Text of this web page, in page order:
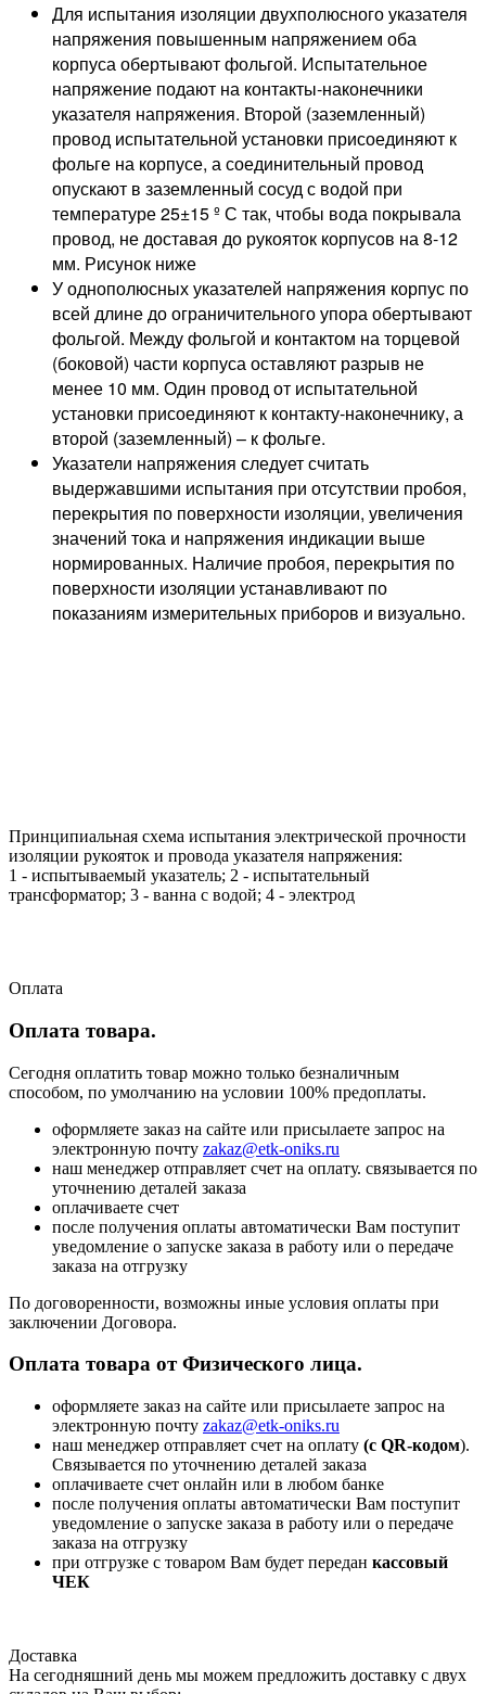
Для испытания изоляции двухполюсного указателя
напряжения повышенным напряжением оба
корпуса обертывают фольгой. Испытательное
напряжение подают на контакты-наконечники
указателя напряжения. Второй (заземленный)
провод испытательной установки присоединяют к
фольге на корпусе, а соединительный провод
опускают в заземленный сосуд с водой при
температуре 25±15 º С так, чтобы вода покрывала
провод, не доставая до рукояток корпусов на 8-12
мм. Рисунок ниже
У однополюсных указателей напряжения корпус по
всей длине до ограничительного упора обертывают
фольгой. Между фольгой и контактом на торцевой
(боковой) части корпуса оставляют разрыв не
менее 10 мм. Один провод от испытательной
установки присоединяют к контакту-наконечнику, а
второй (заземленный) – к фольге.
Указатели напряжения следует считать
выдержавшими испытания при отсутствии пробоя,
перекрытия по поверхности изоляции, увеличения
значений тока и напряжения индикации выше
нормированных. Наличие пробоя, перекрытия по
поверхности изоляции устанавливают по
показаниям измерительных приборов и визуально.
Принципиальная схема испытания электрической прочности
изоляции рукояток и провода указателя напряжения:
1 - испытываемый указатель; 2 - испытательный
трансформатор; 3 - ванна с водой; 4 - электрод
Оплата
Оплата товара.
Сегодня оплатить товар можно только безналичным
способом, по умолчанию на условии 100% предоплаты.
оформляете заказ на сайте или присылаете запрос на
электронную почту zakaz@etk-oniks.ru
наш менеджер отправляет счет на оплату. связывается по
уточнению деталей заказа
оплачиваете счет
после получения оплаты автоматически Вам поступит
уведомление о запуске заказа в работу или о передаче
заказа на отгрузку
По договоренности, возможны иные условия оплаты при
заключении Договора.
Оплата товара от Физического лица.
оформляете заказ на сайте или присылаете запрос на
электронную почту zakaz@etk-oniks.ru
наш менеджер отправляет счет на оплату (с QR-кодом).
Связывается по уточнению деталей заказа
оплачиваете счет онлайн или в любом банке
после получения оплаты автоматически Вам поступит
уведомление о запуске заказа в работу или о передаче
заказа на отгрузку
при отгрузке с товаром Вам будет передан кассовый
ЧЕК
Доставка
На сегодняшний день мы можем предложить доставку с двух